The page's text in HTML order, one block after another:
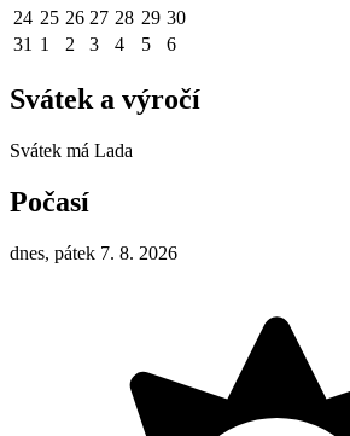
24 25 26 27 28 29 30
31 1 2 3 4 5 6
Svátek a výročí
Svátek má Lada
Počasí
dnes, pátek 7. 8. 2026